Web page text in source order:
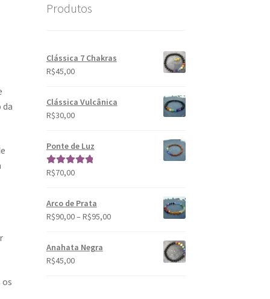
Produtos
Clássica 7 Chakras
R$45,00
Clássica Vulcânica
R$30,00
Ponte de Luz
Avaliação
R$70,00
Arco de Prata
R$90,00– R$95,00
Anahata Negra
R$45,00